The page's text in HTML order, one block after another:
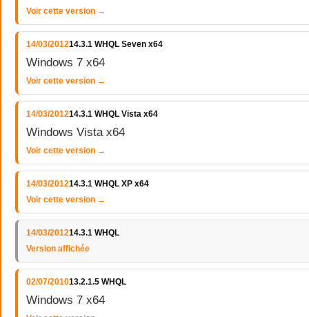
Voir cette version →
14/03/201214.3.1 WHQL Seven x64
Windows 7 x64
Voir cette version →
14/03/201214.3.1 WHQL Vista x64
Windows Vista x64
Voir cette version →
14/03/201214.3.1 WHQL XP x64
Voir cette version →
14/03/201214.3.1 WHQL
Version affichée
02/07/201013.2.1.5 WHQL
Windows 7 x64